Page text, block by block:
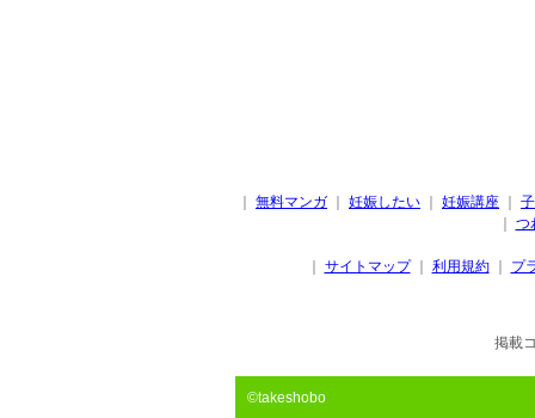
無料マンガ 妊娠したい 妊娠講座
つ
サイトマップ 利用規約 プ
掲載
©takeshobo